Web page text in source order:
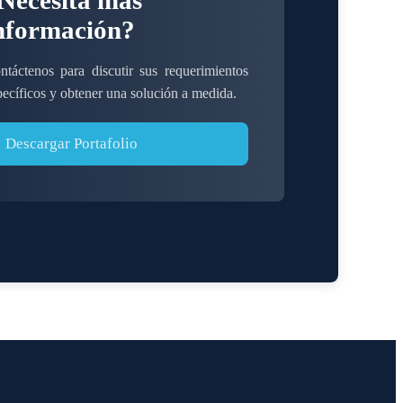
para discutir sus requerimientos
y obtener una solución a medida.
Descargar Portafolio